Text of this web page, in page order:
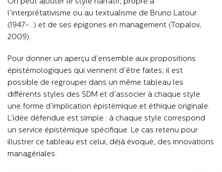
On peut ajouter le style narratif, propre à
l’interprétativisme ou au textualisme de Bruno Latour
(1947-…) et de ses épigones en management (Topalov,
2009).
Pour donner un aperçu d’ensemble aux propositions
épistémologiques qui viennent d’être faites, il est
possible de regrouper dans un même tableau les
différents styles des SDM et d’associer à chaque style
une forme d’implication épistémique et éthique originale.
L’idée défendue est simple : à chaque style correspond
un service épistémique spécifique. Le cas retenu pour
illustrer ce tableau est celui, déjà évoqué, des innovations
managériales.